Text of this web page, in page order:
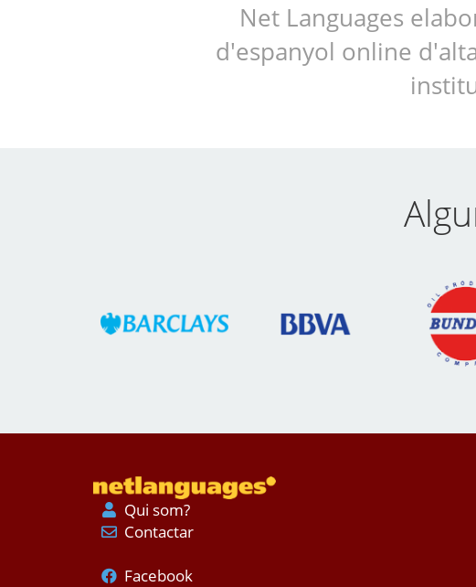
Net Languages
d'espanyol online
Qui som?
Contactar
Facebook